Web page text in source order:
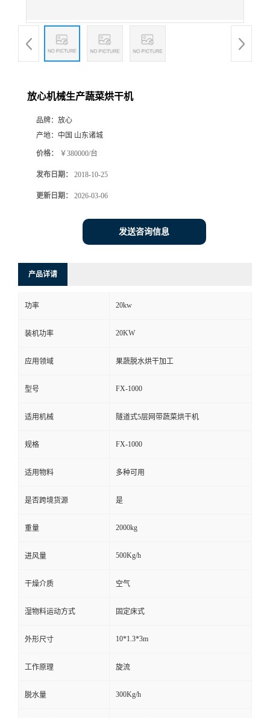
放心机械生产蔬菜烘干机
品牌： 放心
产地： 中国 山东诸城
价格： ￥380000/台
发布日期： 2018-10-25
更新日期： 2026-03-06
发送咨询信息
产品详请
功率 20kw
装机功率 20KW
应用领域 果蔬脱水烘干加工
型号 FX-1000
适用机械 隧道式5层网带蔬菜烘干机
规格 FX-1000
适用物料 多种可用
是否跨境货源 是
重量 2000kg
进风量 500Kg/h
干燥介质 空气
湿物料运动方式 固定床式
外形尺寸 10*1.3*3m
工作原理 旋流
脱水量 300Kg/h